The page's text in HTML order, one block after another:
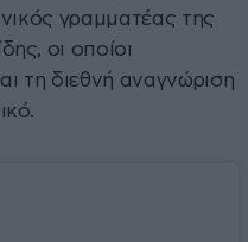
γραμματέας της
οι οποίοι
τη διεθνή αναγνώριση